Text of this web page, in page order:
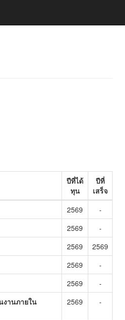
ปีที่ได้
ทุน
ปีที่
เสร็จ
2569
-
2569
-
2569
2569
2569
-
2569
-
งานภายใน
2569 -